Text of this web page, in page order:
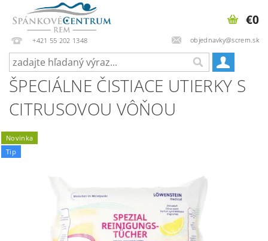
+421 55 202 1348 objednavky@screm.sk
€0
ŠPECIÁLNE ČISTIACE UTIERKY S
CITRUSOVOU VÔŇOU
Novinka
Tip